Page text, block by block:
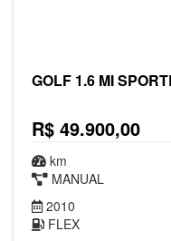
GOLF 1.6 MI
R$ 49.900,00
km
MANUAL
2010
FLEX